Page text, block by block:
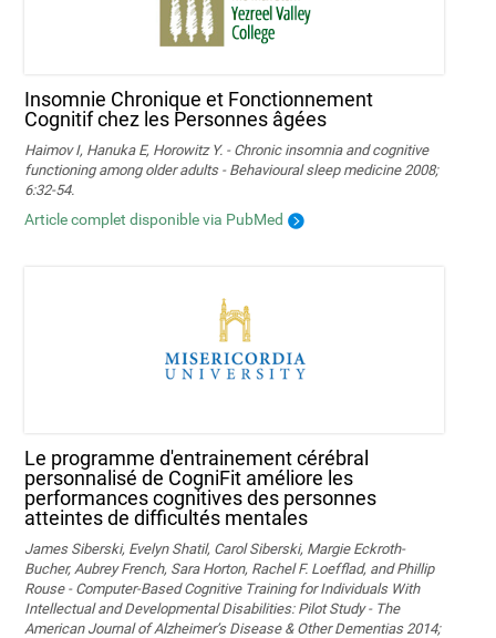
Insomnie Chronique et Fonctionnement
Cognitif chez les Personnes âgées
Haimov I, Hanuka E, Horowitz Y. - Chronic insomnia and cognitive
functioning among older adults - Behavioural sleep medicine 2008;
6:32-54.
Article complet disponible via PubMed
Le programme d'entrainement cérébral
personnalisé de CogniFit améliore les
performances cognitives des personnes
atteintes de difficultés mentales
James Siberski, Evelyn Shatil, Carol Siberski, Margie Eckroth-
Bucher, Aubrey French, Sara Horton, Rachel F. Loefflad, and Phillip
Rouse - Computer-Based Cognitive Training for Individuals With
Intellectual and Developmental Disabilities: Pilot Study - The
American Journal of Alzheimer’s Disease & Other Dementias 2014;